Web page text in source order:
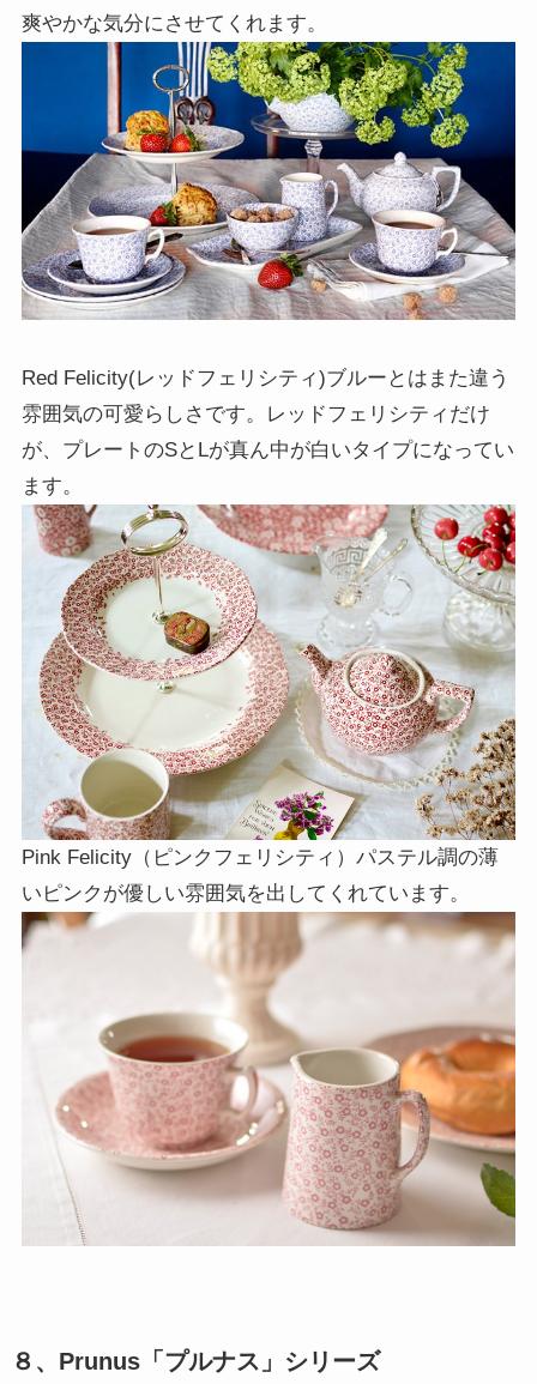
爽やかな気分にさせてくれます。
Red Felicity(レッドフェリシティ)ブルーとはまた違う
雰囲気の可愛らしさです。レッドフェリシティだけ
が、プレートのSとLが真ん中が白いタイプになってい
ます。
Pink Felicity（ピンクフェリシティ）パステル調の薄
いピンクが優しい雰囲気を出してくれています。
８、Prunus「プルナス」シリーズ